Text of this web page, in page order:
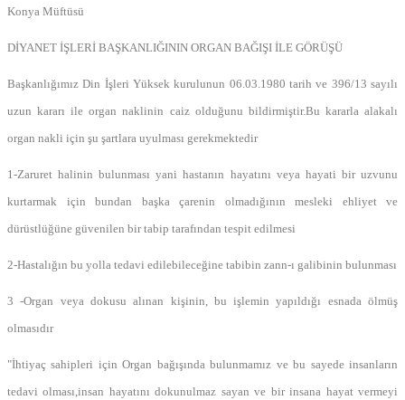
Konya Müftüsü
DİYANET İŞLERİ BAŞKANLIĞININ ORGAN BAĞIŞI İLE GÖRÜŞÜ
Başkanlığımız Din İşleri Yüksek kurulunun 06.03.1980 tarih ve 396/13 sayılı
uzun kararı ile organ naklinin caiz olduğunu bildirmiştir.Bu kararla alakalı
organ nakli için şu şartlara uyulması gerekmektedir
1-Zaruret halinin bulunması yani hastanın hayatını veya hayati bir uzvunu
kurtarmak için bundan başka çarenin olmadığının mesleki ehliyet ve
dürüstlüğüne güvenilen bir tabip tarafından tespit edilmesi
2-Hastalığın bu yolla tedavi edilebileceğine tabibin zann-ı galibinin bulunması
3 -Organ veya dokusu alınan kişinin, bu işlemin yapıldığı esnada ölmüş
olmasıdır
"İhtiyaç sahipleri için Organ bağışında bulunmamız ve bu sayede insanların
tedavi olması,insan hayatını dokunulmaz sayan ve bir insana hayat vermeyi